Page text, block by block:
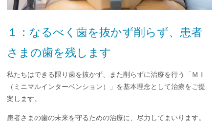
１：なるべく歯を抜かず削らず、患者
さまの歯を残します
私たちはできる限り歯を抜かず、また削らずに治療を行う「ＭＩ
（ミニマルインターベンション）」を基本理念として治療をご提
案します。
患者さまの歯の未来を守るための治療に、尽力してまいります。